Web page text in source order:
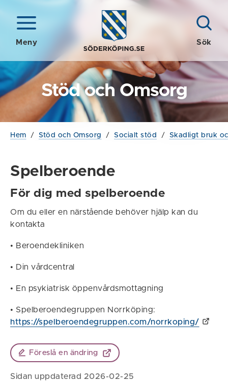
Meny Sök
Stöd och Omsorg
Hem / Stöd och Omsorg / Socialt stöd / Skadligt bruk
Spelberoende
För dig med spelberoende
Om du eller en närstående behöver hjälp kan du
kontakta
• Beroendekliniken
• Din vårdcentral
• En psykiatrisk öppenvårdsmottagning
• Spelberoendegruppen Norrköping:
https://spelberoendegruppen.com/norrkoping/
Föreslå en ändring
Sidan uppdaterad 2026-02-25